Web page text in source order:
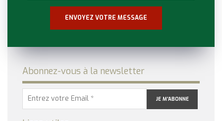
Abonnez-vous à la newsletter